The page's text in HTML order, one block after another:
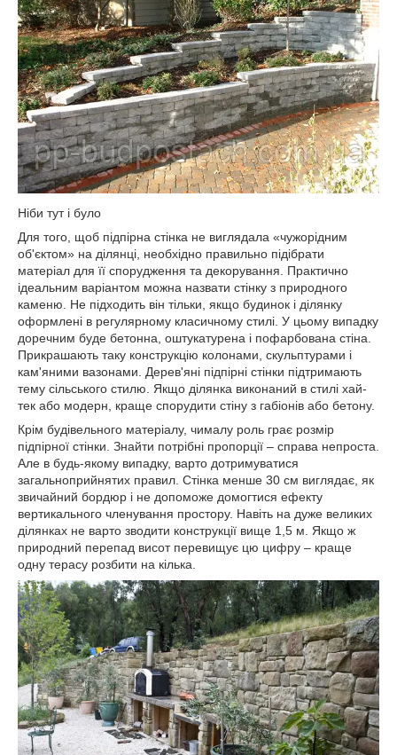
Ніби тут і було
Для того, щоб підпірна стінка не виглядала «чужорідним
об'єктом» на ділянці, необхідно правильно підібрати
матеріал для її спорудження та декорування. Практично
ідеальним варіантом можна назвати стінку з природного
каменю. Не підходить він тільки, якщо будинок і ділянку
оформлені в регулярному класичному стилі. У цьому випадку
доречним буде бетонна, оштукатурена і пофарбована стіна.
Прикрашають таку конструкцію колонами, скульптурами і
кам'яними вазонами. Дерев'яні підпірні стінки підтримають
тему сільського стилю. Якщо ділянка виконаний в стилі хай-
тек або модерн, краще спорудити стіну з габіонів або бетону.
Крім будівельного матеріалу, чималу роль грає розмір
підпірної стінки. Знайти потрібні пропорції – справа непроста.
Але в будь-якому випадку, варто дотримуватися
загальноприйнятих правил. Стінка менше 30 см виглядає, як
звичайний бордюр і не допоможе домогтися ефекту
вертикального членування простору. Навіть на дуже великих
ділянках не варто зводити конструкції вище 1,5 м. Якщо ж
природний перепад висот перевищує цю цифру – краще
одну терасу розбити на кілька.